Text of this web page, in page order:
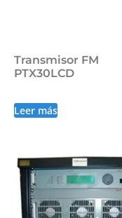
Transmisor FM
PTX30LCD
Leer más